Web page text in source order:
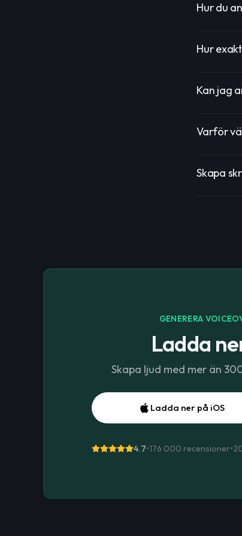
Hur du
Hur
Kan jag
Varför
Skapa
GENERERA
Ladda
Skapa ljud med mer än
Ladda ner på iOS
4.7•176 000 recensioner•